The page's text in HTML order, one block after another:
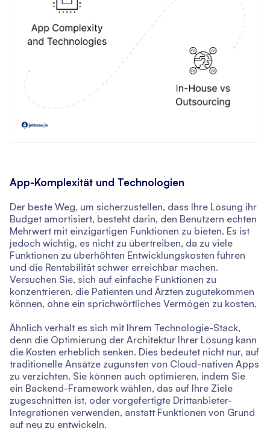
App-Komplexität und Technologien
Der beste Weg, um sicherzustellen, dass Ihre Lösung ihr
Budget amortisiert, besteht darin, den Benutzern echten
Mehrwert mit einzigartigen Funktionen zu bieten. Es ist
jedoch wichtig, es nicht zu übertreiben, da zu viele
Funktionen zu überhöhten Entwicklungskosten führen
und die Rentabilität schwer erreichbar machen.
Versuchen Sie, sich auf einfache Funktionen zu
konzentrieren, die Patienten und Ärzten zugutekommen
können, ohne ein sprichwörtliches Vermögen zu kosten.
Ähnlich verhält es sich mit Ihrem Technologie-Stack,
denn die Optimierung der Architektur Ihrer Lösung kann
die Kosten erheblich senken. Dies bedeutet nicht nur, auf
traditionelle Ansätze zugunsten von Cloud-nativen Apps
zu verzichten. Sie können auch optimieren, indem Sie
ein Backend-Framework wählen, das auf Ihre Ziele
zugeschnitten ist, oder vorgefertigte Drittanbieter-
Integrationen verwenden, anstatt Funktionen von Grund
auf neu zu entwickeln.